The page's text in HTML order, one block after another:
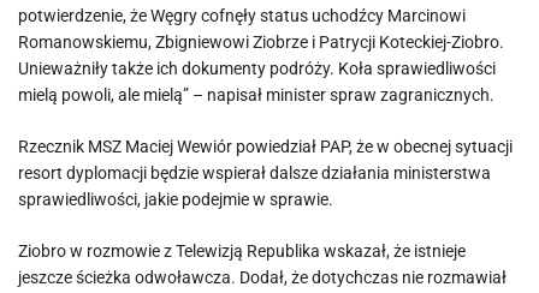
potwierdzenie, że Węgry cofnęły status uchodźcy Marcinowi
Romanowskiemu, Zbigniewowi Ziobrze i Patrycji Koteckiej-Ziobro.
Unieważniły także ich dokumenty podróży. Koła sprawiedliwości
mielą powoli, ale mielą” – napisał minister spraw zagranicznych.
Rzecznik MSZ Maciej Wewiór powiedział PAP, że w obecnej sytuacji
resort dyplomacji będzie wspierał dalsze działania ministerstwa
sprawiedliwości, jakie podejmie w sprawie.
Ziobro w rozmowie z Telewizją Republika wskazał, że istnieje
jeszcze ścieżka odwoławcza. Dodał, że dotychczas nie rozmawiał